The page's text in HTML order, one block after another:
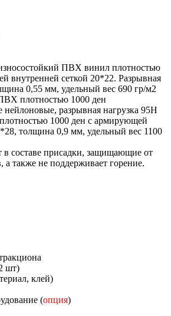
ПВХ винил плотностью
внутренней сеткой 20*22. Разрывная
0,55 мм, удельный вес 690 гр/м2
плотностью 1000 ден
нейлоновые, разрывная нагрузка 95Н
1000 ден с армирующей
толщина 0,9 мм, удельный вес 1100
составе присадки, защищающие от
а также не поддерживает горение.
шт)
клей)
(опция)